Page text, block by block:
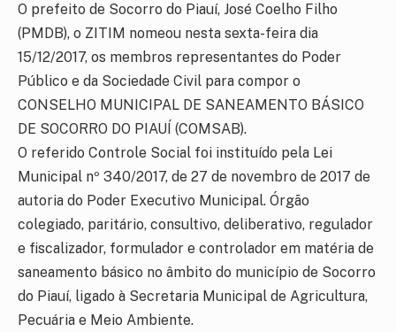
O prefeito de Socorro do Piauí, José Coelho Filho
(PMDB), o ZITIM nomeou nesta sexta-feira dia
15/12/2017, os membros representantes do Poder
Público e da Sociedade Civil para compor o
CONSELHO MUNICIPAL DE SANEAMENTO BÁSICO
DE SOCORRO DO PIAUÍ (COMSAB).
O referido Controle Social foi instituído pela Lei
Municipal nº 340/2017, de 27 de novembro de 2017 de
autoria do Poder Executivo Municipal. Órgão
colegiado, paritário, consultivo, deliberativo, regulador
e fiscalizador, formulador e controlador em matéria de
saneamento básico no âmbito do município de Socorro
do Piauí, ligado à Secretaria Municipal de Agricultura,
Pecuária e Meio Ambiente.